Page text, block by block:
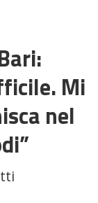
Mi
nel